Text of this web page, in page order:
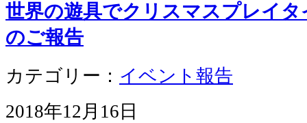
世界の遊具でクリスマスプレイ
のご報告
カテゴリー： イベント報告
2018年12月16日